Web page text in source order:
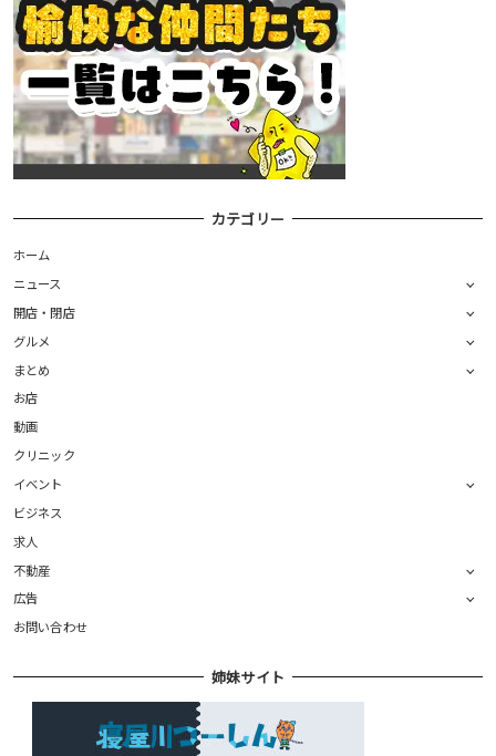
カテゴリー
ホーム
ニュース
開店・閉店
グルメ
まとめ
お店
動画
クリニック
イベント
ビジネス
求人
不動産
広告
お問い合わせ
姉妹サイト